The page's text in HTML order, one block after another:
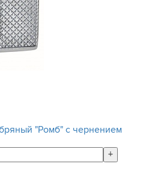
"Ромб" с чернением
+